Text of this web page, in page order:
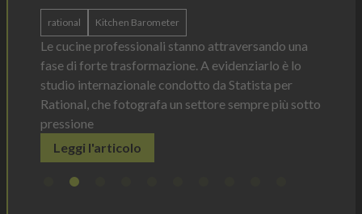
rational Kitchen Barometer
Le cucine professionali stanno attraversando una
fase di forte trasformazione. A evidenziarlo è lo
studio internazionale condotto da Statista per
Rational, che fotografa un settore sempre più sotto
pressione
Leggi l'articolo